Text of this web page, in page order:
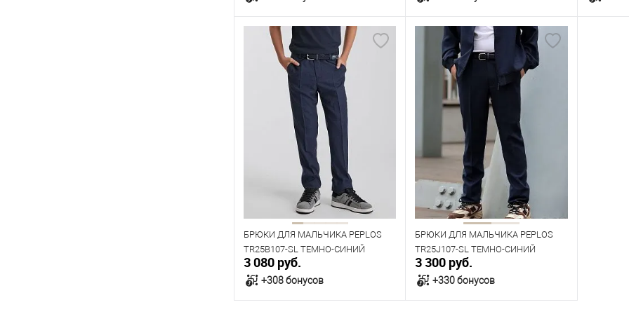
В корзину
В наличии
Таблица размеров
Размер одежды
170 176
В корзину
В наличии
Таблица размеров
Размер одежды
БРЮКИ ДЛЯ МАЛЬЧИКА PEPLOS
TR25B107-SL ТЕМНО-СИНИЙ
3 080 руб.
+308 бонусов
БРЮКИ ДЛЯ МАЛЬЧИКА PEPLOS
TR25J107-SL ТЕМНО-СИНИЙ
3 300 руб.
+330 бонусов